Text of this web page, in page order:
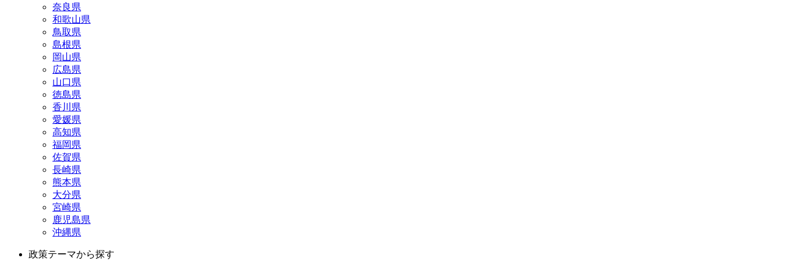
奈良県
和歌山県
鳥取県
島根県
岡山県
広島県
山口県
徳島県
香川県
愛媛県
高知県
福岡県
佐賀県
長崎県
熊本県
大分県
宮崎県
鹿児島県
沖縄県
政策テーマから探す